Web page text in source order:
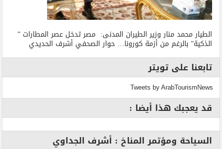
الطيار محمد منار وزير الطيران المدنى: مصر تدخل عصر المطارات ”
الذكية” بالرغم من أزمة كورونا… حوار الصحفي أشرف الحديدي
تابعنا على تويتر
Tweets by ArabTourismNews
قد يعجبك هذا أيضا :
السياحة ومؤتمر المناخ : أشرف الجداوي